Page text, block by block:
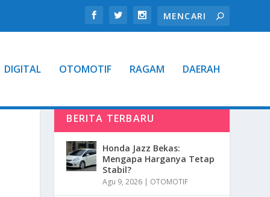
DIGITAL OTOMOTIF RAGAM DAERAH
BERITA TERBARU
Honda Jazz Bekas:
Mengapa Harganya Tetap
Stabil?
Agu 9, 2026 | OTOMOTIF